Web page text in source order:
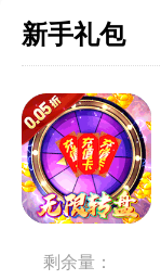
新手礼包
剩余量：